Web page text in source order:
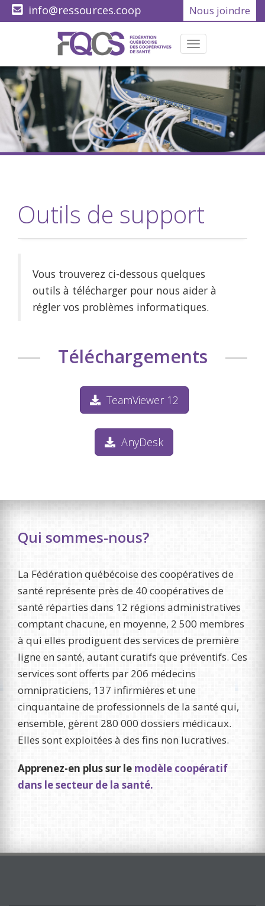
Nous joindre
info@ressources.coop
(418) 622-1001
Menu
Outils de support
Vous trouverez ci-dessous quelques
outils à télécharger pour nous aider à
régler vos problèmes informatiques.
Téléchargements
TeamViewer 12
AnyDesk
Qui sommes-nous?
La Fédération québécoise des coopératives de
santé représente près de 40 coopératives de
santé réparties dans 12 régions administratives
comptant chacune, en moyenne, 2 500 membres
à qui elles prodiguent des services de première
ligne en santé, autant curatifs que préventifs. Ces
services sont offerts par 206 médecins
omnipraticiens, 137 infirmières et une
cinquantaine de professionnels de la santé qui,
ensemble, gèrent 280 000 dossiers médicaux.
Elles sont exploitées à des fins non lucratives.
Apprenez-en plus sur le modèle coopératif
dans le secteur de la santé.